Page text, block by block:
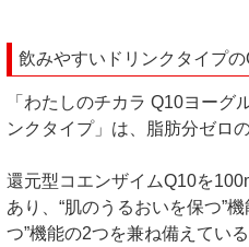
飲みやすいドリンクタイプの
「わたしのチカラ Q10ヨー
ンクタイプ」は、脂肪分ゼロ
還元型コエンザイムQ10を
あり、“肌のうるおいを保つ”
つ”機能の2つを兼ね備えている